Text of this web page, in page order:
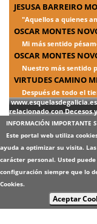
JESUSA BARREIRO
"Aquellos a quienes
OSCAR MONTES
Mi más sentido
OSCAR MONTES
Nuestro más sentido
VIRTUDES CAMINO
Después de todo el
relacionado con Decesos
INFORMACIÓN IMPORTANTE
Este portal web utiliza
ayuda a optimizar su visita.
carácter personal. Usted
configuración siempre que lo
Cookies.